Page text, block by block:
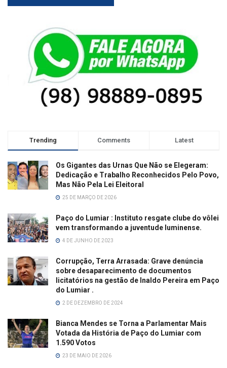
Trending Comments Latest
Os Gigantes das Urnas Que Não se Elegeram:
Dedicação e Trabalho Reconhecidos Pelo Povo,
Mas Não Pela Lei Eleitoral
25 DE MARÇO DE 2026
Paço do Lumiar : Instituto resgate clube do vôlei
vem transformando a juventude luminense.
4 DE JUNHO DE 2023
Corrupção, Terra Arrasada: Grave denúncia
sobre desaparecimento de documentos
licitatórios na gestão de Inaldo Pereira em Paço
do Lumiar .
2 DE DEZEMBRO DE 2024
Bianca Mendes se Torna a Parlamentar Mais
Votada da História de Paço do Lumiar com
1.590 Votos
23 DE MAIO DE 2026